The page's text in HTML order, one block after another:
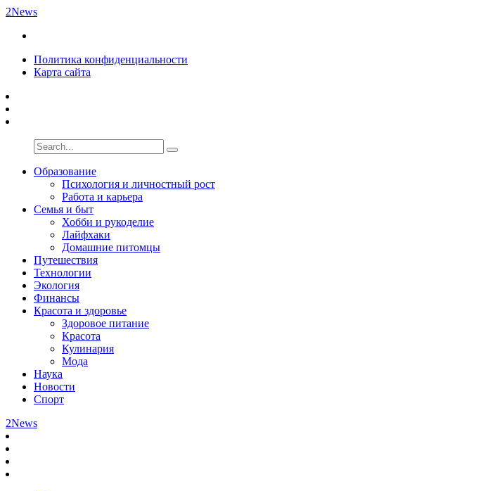
2News
Политика конфиденциальности
Карта сайта
Образование
Психология и личностный рост
Работа и карьера
Семья и быт
Хобби и рукоделие
Лайфхаки
Домашние питомцы
Путешествия
Технологии
Экология
Финансы
Красота и здоровье
Здоровое питание
Красота
Кулинария
Мода
Наука
Новости
Спорт
2News